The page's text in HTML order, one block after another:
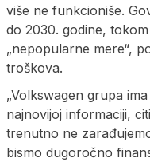
više ne funkcioniše.
do 2030. godine,
„nepopularne mere“,
troškova.
„Volkswagen grupa
najnovijoj informaciji,
trenutno ne
bismo dugoročno